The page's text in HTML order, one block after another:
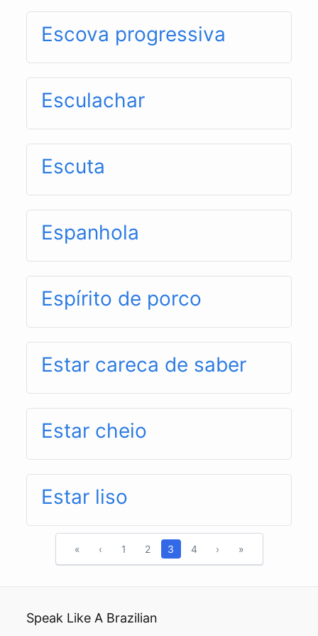
Escova progressiva
Esculachar
Escuta
Espanhola
Espírito de porco
Estar careca de saber
Estar cheio
Estar liso
« ‹ 1 2 3 4 › »
Speak Like A Brazilian